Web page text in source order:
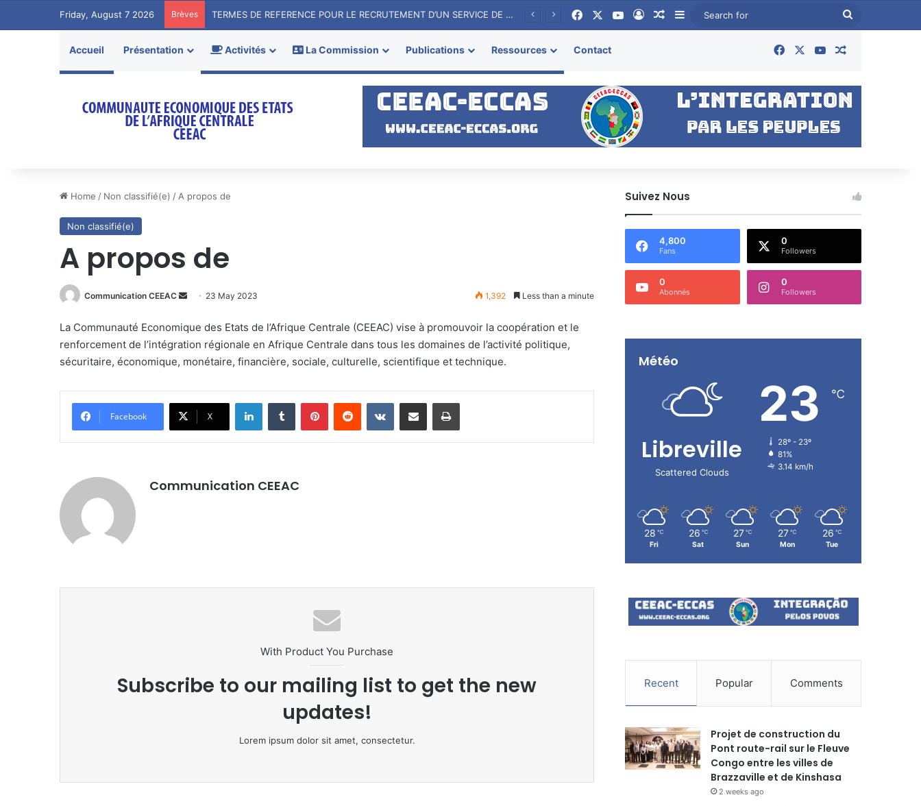
Friday, August 7 2026 Brèves TERMES DE REFERENCE POUR LE RECRUTEMENT D’UN SERVICE DE CONSULTANCE (FIRME) POUR L’ORGANISATION DU 1er FORUM DE L’AFRIQUE CENTRALE SUR L’ENERGIE FacebookYouTube
Log InRandom Article
Sidebar
Search
Accueil Présentation Activités La Commission Publications Ressources Contact FacebookYouTubeRandom
Home / Non classifié(e) / A propos de
Non classifié(e)
A propos de
Communication CEEAC
Send
email
23 May 2023 1,392 Less than a minute
La Communauté Economique des Etats de l’Afrique Centrale (CEEAC) vise à promouvoir la coopération et le
renforcement de l’intégration régionale en Afrique Centrale dans tous les domaines de l’activité politique,
sécuritaire, économique, monétaire, financière, sociale, culturelle, scientifique et technique.
Facebook X
LinkedInTumblr PinterestReddit VKontakteShare via Email Print
Communication CEEAC
With Product You Purchase
Subscribe to our mailing list to get the new
updates!
Lorem ipsum dolor sit amet, consectetur.
Suivez Nous
4,800
Fans
0
Followers
0
Abonnés
0
Followers
Météo
Libreville
Scattered Clouds
23 ℃
28º - 23º
81%
3.14 km/h
28 ℃
Fri
26 ℃
Sat
27 ℃
Sun
27 ℃
Mon
26 ℃
Tue
Recent Popular Comments
Projet de construction du
Pont route-rail sur le Fleuve
Congo entre les villes de
Brazzaville et de Kinshasa
2 weeks ago